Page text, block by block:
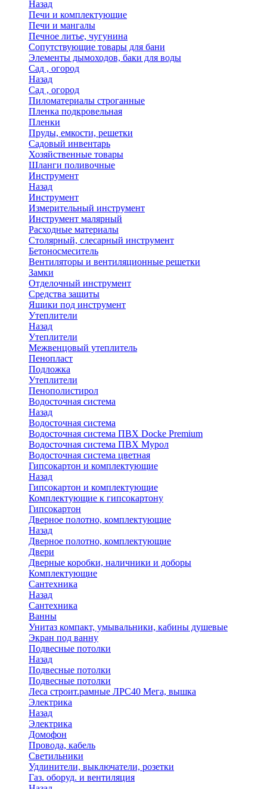
Назад
Печи и комплектующие
Печи и мангалы
Печное литье, чугунина
Сопутствующие товары для бани
Элементы дымоходов, баки для воды
Сад , огород
Назад
Сад , огород
Пиломатериалы строганные
Пленка подкровельная
Пленки
Пруды, емкости, решетки
Садовый инвентарь
Хозяйственные товары
Шланги поливочные
Инструмент
Назад
Инструмент
Измерительный инструмент
Инструмент малярный
Расходные материалы
Столярный, слесарный инструмент
Бетоносмеситель
Вентиляторы и вентиляционные решетки
Замки
Отделочный инструмент
Средства защиты
Ящики под инструмент
Утеплители
Назад
Утеплители
Межвенцовый утеплитель
Пенопласт
Подложка
Утеплители
Пенополистирол
Водосточная система
Назад
Водосточная система
Водосточная система ПВХ Docke Premium
Водосточная система ПВХ Мурол
Водосточная система цветная
Гипсокартон и комплектующие
Назад
Гипсокартон и комплектующие
Комплектующие к гипсокартону
Гипсокартон
Дверное полотно, комплектующие
Назад
Дверное полотно, комплектующие
Двери
Дверные коробки, наличники и доборы
Комплектующие
Сантехника
Назад
Сантехника
Ванны
Унитаз компакт, умывальники, кабины душевые
Экран под ванну
Подвесные потолки
Назад
Подвесные потолки
Подвесные потолки
Леса строит.рамные ЛРС40 Мега, вышка
Электрика
Назад
Электрика
Домофон
Провода, кабель
Светильники
Удлинители, выключатели, розетки
Газ. оборуд. и вентиляция